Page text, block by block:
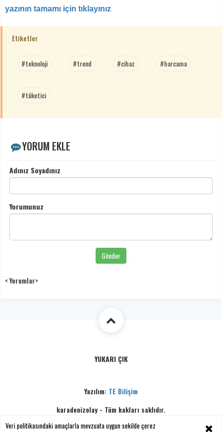
yazının tamamı için tıklayınız
Etiketler
#teknoloji #trend #cihaz #harcama
#tüketici
YORUM EKLE
Adınız Soyadınız
Yorumunuz
Gönder
< Yorumlar>
YUKARI ÇIK
Yazılım: TE Bilişim
karadenizolay - Tüm hakları saklıdır.
Copyright © 2026
Veri politikasındaki amaçlarla mevzuata uygun sekilde çerez